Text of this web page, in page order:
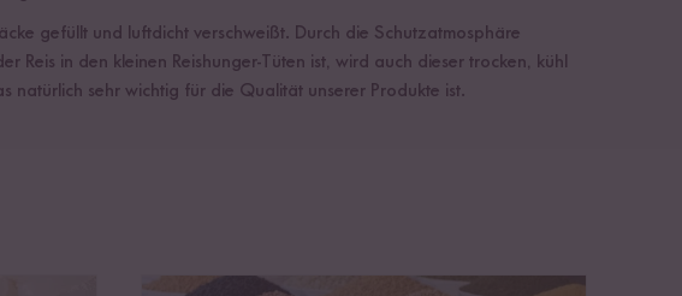
gefüllt und luftdicht verschweißt. Durch die Schutzatmosphäre
in den kleinen Reishunger-Tüten ist, wird auch dieser trocken, kühl
natürlich sehr wichtig für die Qualität unserer Produkte ist.
Hülsenfrüchte richtig lagern